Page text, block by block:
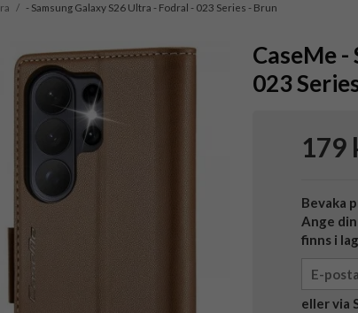
/ - Samsung Galaxy S26 Ultra - Fodral - 023 Series - Brun
CaseMe -
023
179
Bevaka
Ange
finns i
eller via